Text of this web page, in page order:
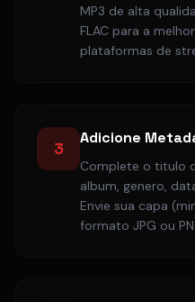
MP3 de alta
FLAC para a
plataformas de
3
Adicione
Complete o titulo
album, genero,
Envie sua capa
formato JPG ou